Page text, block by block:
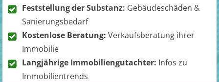
Feststellung der Substanz: Gebäudeschäden &
Sanierungsbedarf
Kostenlose Beratung: Verkaufsberatung ihrer
Immobilie
Langjährige Immobiliengutachter: Infos zu
Immobilientrends